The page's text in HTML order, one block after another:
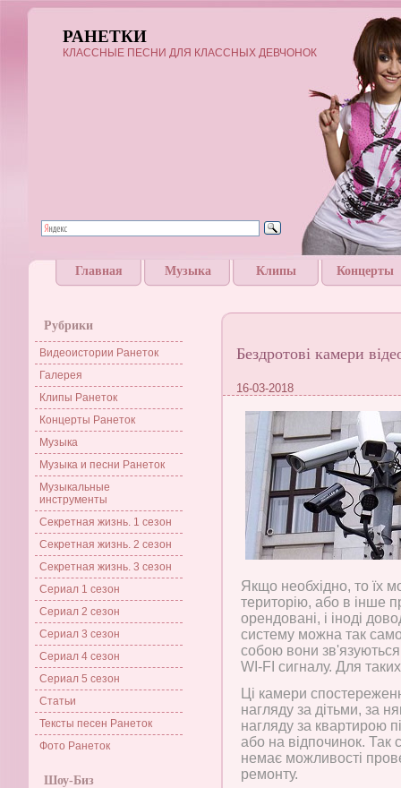
РАНЕТКИ
КЛАССНЫЕ ПЕСНИ ДЛЯ КЛАССНЫХ ДЕВЧОНОК
Главная Музыка Клипы Концерты
Рубрики
Видеоистории Ранеток
Галерея
Клипы Ранеток
Концерты Ранеток
Музыка
Музыка и песни Ранеток
Музыкальные
инструменты
Секретная жизнь. 1 сезон
Секретная жизнь. 2 сезон
Секретная жизнь. 3 сезон
Сериал 1 сезон
Сериал 2 сезон
Сериал 3 сезон
Сериал 4 сезон
Сериал 5 сезон
Статьи
Тексты песен Ранеток
Фото Ранеток
Шоу-Биз
Бездротові камери
16-03-2018
Якщо необхідно, то їх
територію, або в інше
орендовані, і іноді
систему можна так
собою вони
WI-FI сигналу. Для
Ці камери
нагляду за дітьми, за
нагляду за квартирою
або на відпочинок. Так
немає можливості
ремонту.